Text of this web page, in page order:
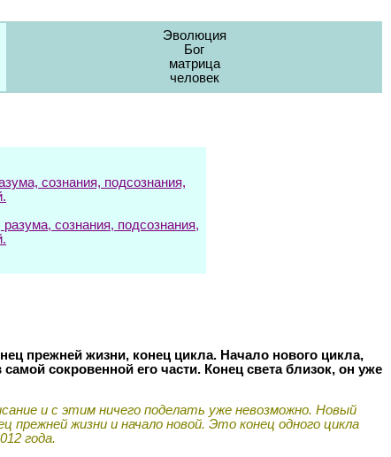
Эволюция
Бог
матрица
человек
сознания, подсознания,
сознания, подсознания,
прежней жизни, конец цикла. Начало нового цикла,
сокровенной его части. Конец света близок, он уже
и с этим ничего поделать уже невозможно. Новый
прежней жизни и начало новой. Это конец одного цикла
года.